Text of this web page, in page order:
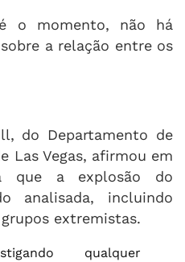
o momento, não há
a relação entre os
do Departamento de
Las Vegas, afirmou em
que a explosão do
analisada, incluindo
extremistas.
qualquer